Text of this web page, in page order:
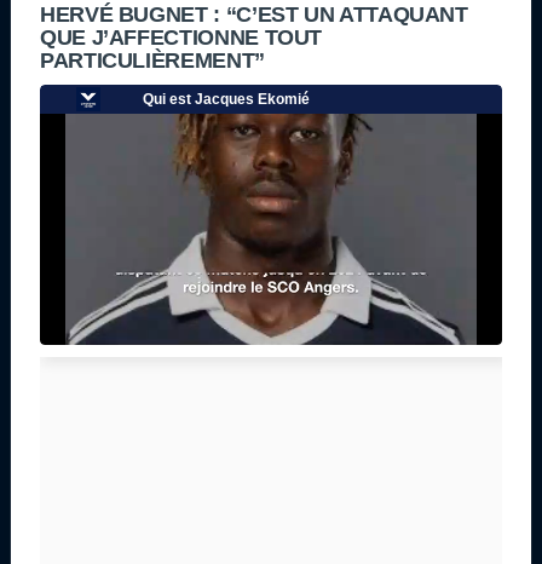
HERVÉ BUGNET : “C’EST UN ATTAQUANT
QUE J’AFFECTIONNE TOUT
PARTICULIÈREMENT”